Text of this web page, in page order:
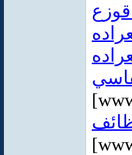
قوزع